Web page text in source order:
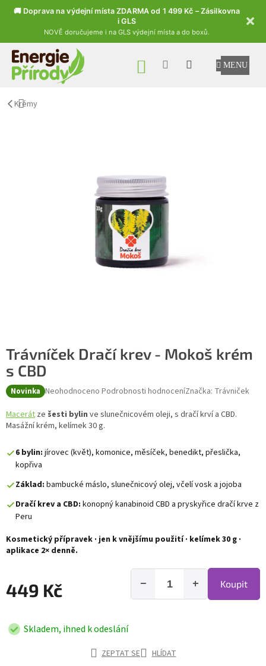
🚚 Doprava na výdejní místa ZDARMA od 1 499 Kč – Zásilkovna
i GLS
NOVĚ doručujeme i na GLS výdejní místa a do boxů.
Přejít na obsah
NÁKUPNÍ KOŠÍK
Krémy
Trávníček Dračí krev - Mokoš krém
s CBD
Novinka Průměrné hodnocení produktu je 0,0 z 5 hvězdiček.
Neohodnoceno Podrobnosti hodnoceníZnačka: Trávniček
Macerát ze šesti bylin ve slunečnicovém oleji, s dračí krví a CBD.
Masážní krém, kelímek 30 g.
6 bylin: jírovec (květ), komonice, měsíček, benedikt, přeslička,
kopřiva
Základ: bambucké máslo, slunečnicový olej, včelí vosk a jojoba
Dračí krev a CBD: konopný kanabinoid CBD a pryskyřice dračí krve z
Peru
Kosmetický přípravek · jen k vnějšímu použití · kelímek 30 g ·
aplikace 2× denně.
449 Kč +
− Koupit
Skladem, ihned k odeslání
ZEPTAT SE HLÍDAT